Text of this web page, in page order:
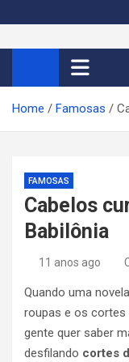
i
t
c
Cortes de
Feminino
Moda e tendências
Home Famosas
FAMOSAS
Cabelos
Babilônia
11 anos ago
Quando uma
roupas e os
gente quer saber
desfilando cortes